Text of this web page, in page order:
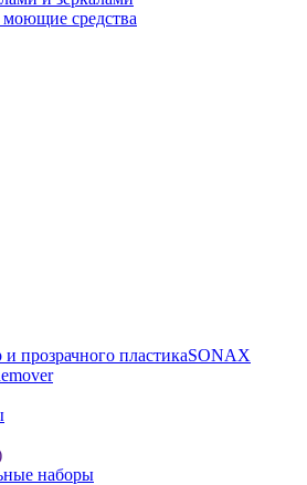
средства
прозрачного пластикаSONAX
наборы